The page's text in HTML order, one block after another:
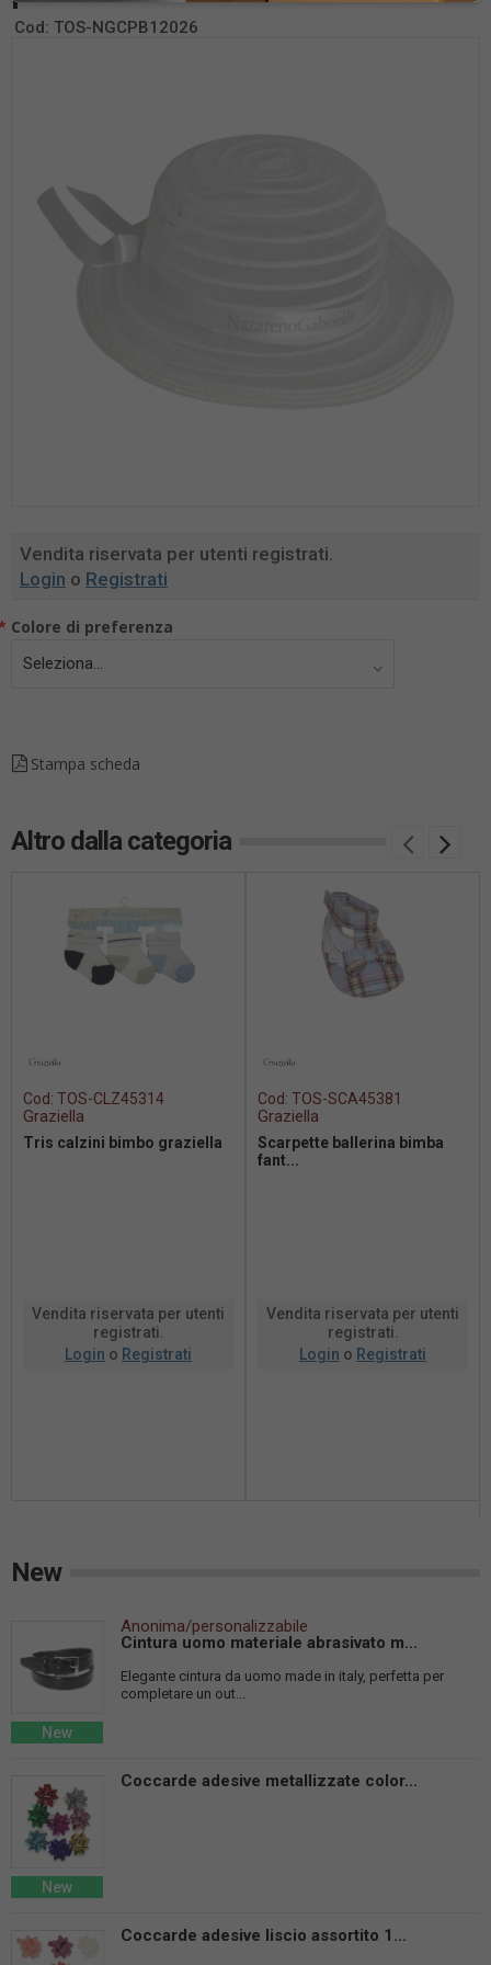
Cod: TOS-NGCPB12026
Vendita riservata per utenti registrati.
Login o Registrati
Colore di preferenza
Stampa scheda
Altro dalla categoria
Cod: TOS-CLZ45314
Graziella
Tris calzini bimbo graziella
Vendita riservata per utenti
registrati.
Login o Registrati
Cod: TOS-SCA45381
Graziella
Scarpette ballerina bimba
fant...
Vendita riservata per utenti
registrati.
Login o Registrati
New
New
Anonima/personalizzabile
Cintura uomo materiale abrasivato m...
Elegante cintura da uomo made in italy, perfetta per
completare un out...
New
Coccarde adesive metallizzate color...
Coccarde adesive liscio assortito 1...